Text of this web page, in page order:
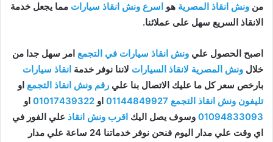
من ونش انقاذ المصرية هو اسرع ونش انقاذ سيارات مما يجعل خدمة
الانقاذ السريع سهل على عملائنا.
اصبح الحصول علي ونش انقاذ سيارات في التجمع امر سهل جدا من
خلال ونش المصرية لانقاذ السيارات لاننا نوفر خدمة انقاذ سيارات
بارخص سعر كل ما عليك الاتصال بنا علي رقم ونش انقاذ التجمع او
تليفون ونش انقاذ التجمع 01144849927 او 01017439322 او
01094833093 وسوف يصل اليك اقرب ونش انقاذ علي الفور في
اي وقت علي مدار اليوم فنحن نوفر خدماتنا 24 ساعة علي مدار